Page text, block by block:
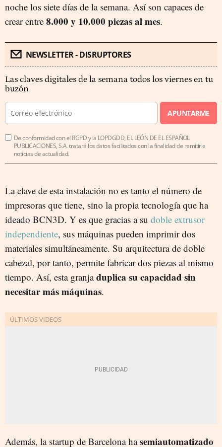
noche los siete días de la semana. Así son capaces de
crear entre 8.000 y 10.000 piezas al mes.
NEWSLETTER - DISRUPTORES
Las claves digitales de la semana todos los viernes en tu
buzón
APUNTARME
De conformidad con el RGPD y la LOPDGDD, EL LEÓN DE EL ESPAÑOL
PUBLICACIONES, S.A. tratará los datos facilitados con la finalidad de remitirle
noticias de actualidad.
La clave de esta instalación no es tanto el número de
impresoras que tiene, sino la propia tecnología que ha
ideado BCN3D. Y es que gracias a su doble extrusor
independiente, sus máquinas pueden imprimir dos
materiales simultáneamente. Su arquitectura de doble
cabezal, por tanto, permite fabricar dos piezas al mismo
tiempo. Así, esta granjaduplica su capacidad sin
necesitar más máquinas.
Además, la startup de Barcelona hasemiautomatizado